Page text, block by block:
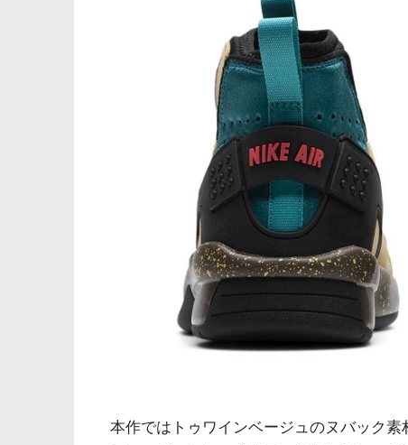
本作ではトゥワインベージュのヌバック